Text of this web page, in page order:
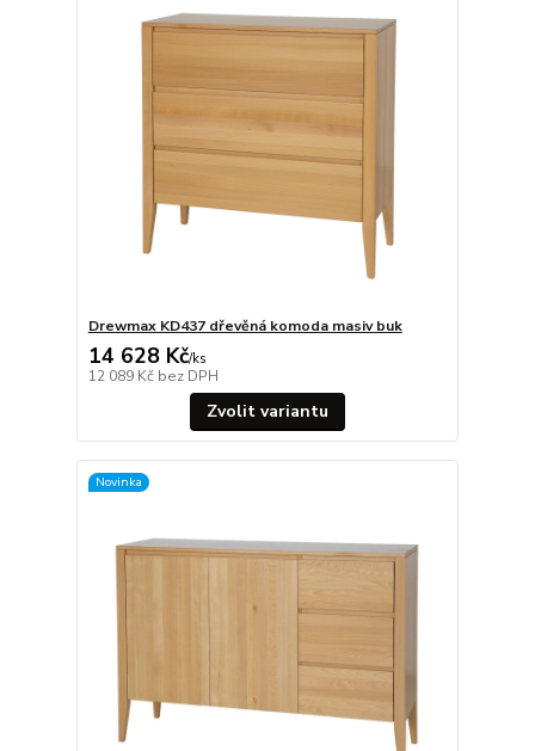
Drewmax KD437 dřevěná komoda masiv buk
14 628 Kč/ks
12 089 Kč bez DPH
Zvolit variantu
Novinka